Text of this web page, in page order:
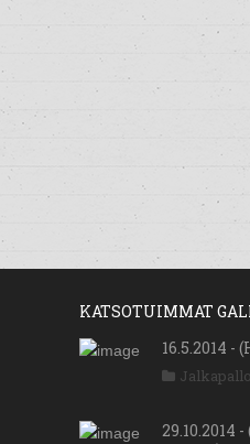
KATSOTUIMMAT
16.5.2014 -
Jalkapallo